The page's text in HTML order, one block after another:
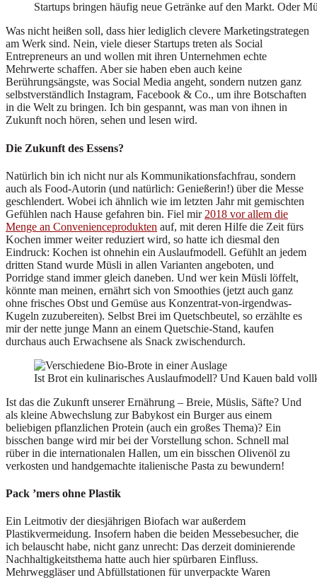
Startups bringen häufig neue Getränke auf den Markt. Oder
Was nicht heißen soll, dass hier lediglich clevere Marketingstrategen
am Werk sind. Nein, viele dieser Startups treten als Social
Entrepreneurs an und wollen mit ihren Unternehmen echte
Mehrwerte schaffen. Aber sie haben eben auch keine
Berührungsängste, was Social Media angeht, sondern nutzen ganz
selbstverständlich Instagram, Facebook & Co., um ihre Botschaften
in die Welt zu bringen. Ich bin gespannt, was man von ihnen in
Zukunft noch hören, sehen und lesen wird.
Die Zukunft des Essens?
Natürlich bin ich nicht nur als Kommunikationsfachfrau, sondern
auch als Food-Autorin (und natürlich: Genießerin!) über die Messe
geschlendert. Wobei ich ähnlich wie im letzten Jahr mit gemischten
Gefühlen nach Hause gefahren bin. Fiel mir 2018 vor allem die
Menge an Convenienceprodukten auf, mit deren Hilfe die Zeit fürs
Kochen immer weiter reduziert wird, so hatte ich diesmal den
Eindruck: Kochen ist ohnehin ein Auslaufmodell. Gefühlt an jedem
dritten Stand wurde Müsli in allen Varianten angeboten, und
Porridge stand immer gleich daneben. Und wer kein Müsli löffelt,
könnte man meinen, ernährt sich von Smoothies (jetzt auch ganz
ohne frisches Obst und Gemüse aus Konzentrat-von-irgendwas-
Kugeln zuzubereiten). Selbst Brei im Quetschbeutel, so erzählte es
mir der nette junge Mann an einem Quetschie-Stand, kaufen
durchaus auch Erwachsene als Snack zwischendurch.
Ist Brot ein kulinarisches Auslaufmodell? Und Kauen bald
Ist das die Zukunft unserer Ernährung – Breie, Müslis, Säfte? Und
als kleine Abwechslung zur Babykost ein Burger aus einem
beliebigen pflanzlichen Protein (auch ein großes Thema)? Ein
bisschen bange wird mir bei der Vorstellung schon. Schnell mal
rüber in die internationalen Hallen, um ein bisschen Olivenöl zu
verkosten und handgemachte italienische Pasta zu bewundern!
Pack ’mers ohne Plastik
Ein Leitmotiv der diesjährigen Biofach war außerdem
Plastikvermeidung. Insofern haben die beiden Messebesucher, die
ich belauscht habe, nicht ganz unrecht: Das derzeit dominierende
Nachhaltigkeitsthema hatte auch hier spürbaren Einfluss.
Mehrweggläser und Abfüllstationen für unverpackte Waren